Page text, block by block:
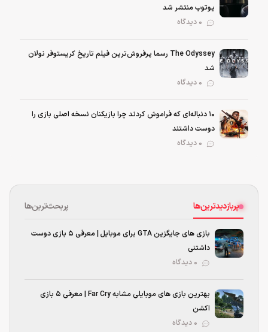
یوتوب منتشر شد
The Odyssey رسما پرفروش‌ترین فیلم تاریخ کریستوفر نولان
شد
۱۰ دنباله‌ای که فراموش کردند چرا بازیکنان نسخه اصلی بازی را
دوست داشتند
پربازدیدترین‌ها پربحث‌ترین‌ها
بازی های جایگزین GTA برای موبایل | معرفی ۵ بازی دوست
داشتنی
بهترین بازی‌ های موبایلی مشابه Far Cry | معرفی ۵ بازی
اکشن